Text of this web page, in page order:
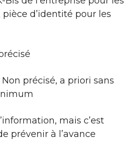
d’identité pour les
Non précisé, a priori sans
mais c’est
prévenir à l’avance